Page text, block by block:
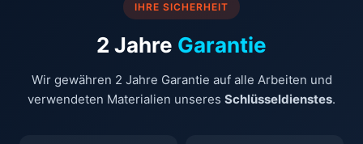
IHRE SICHERHEIT
2 Jahre Garantie
Wir gewähren 2 Jahre Garantie auf alle Arbeiten und
verwendeten Materialien unseres Schlüsseldienstes.